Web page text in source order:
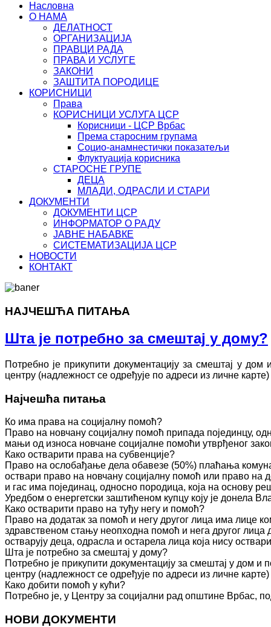
Насловна
О НАМА
ДЕЛАТНОСТ
ОРГАНИЗАЦИЈА
ПРАВЦИ РАДА
ПРАВА И УСЛУГЕ
ЗАКОНИ
ЗАШТИТА ПОРОДИЦЕ
КОРИСНИЦИ
Права
КОРИСНИЦИ УСЛУГА ЦСР
Корисници - ЦСР Врбас
Према старосним групама
Социо-анамнестички показатељи
Флуктуација корисника
СТАРОСНЕ ГРУПЕ
ДЕЦА
МЛАДИ, ОДРАСЛИ И СТАРИ
ДОКУМЕНТИ
ДОКУМЕНТИ ЦСР
ИНФОРМАТОР О РАДУ
ЈАВНЕ НАБАВКЕ
СИСТЕМАТИЗАЦИЈА ЦСР
НОВОСТИ
КОНТАКТ
НАЈЧЕШЋА ПИТАЊА
Шта је потребно за смештај у дому?
Потребно је прикупити документацију за смештај у
центру (надлежност се одређује по адреси из личне
Најчешћа питања
Ко има права на социјалну помоћ?
Право на новчану социјалну помоћ припада појединцу,
мањи од износа новчане социјалне помоћи утврђеног
Како остварити права на субвенције?
Право на ослобађање дела обавезе (50%) плаћања
оствари право на новчану социјалну помоћ или право на
и гас има појединац, односно породица, која на основу
Уредбом о енергетски заштићеном купцу коју је донела
Како остварити право на туђу негу и помоћ?
Право на додатак за помоћ и негу другог лица има лице
здравственом стању неопходна помоћ и нега другог
остварују деца, одрасла и остарела лица која нису
Шта је потребно за смештај у дому?
Потребно је прикупити документацију за смештај у дом
центру (надлежност се одређује по адреси из личне
Како добити помоћ у кући?
Потребно је, у Центру за социјални рад општине Врбас,
НОВИ ДОКУМЕНТИ